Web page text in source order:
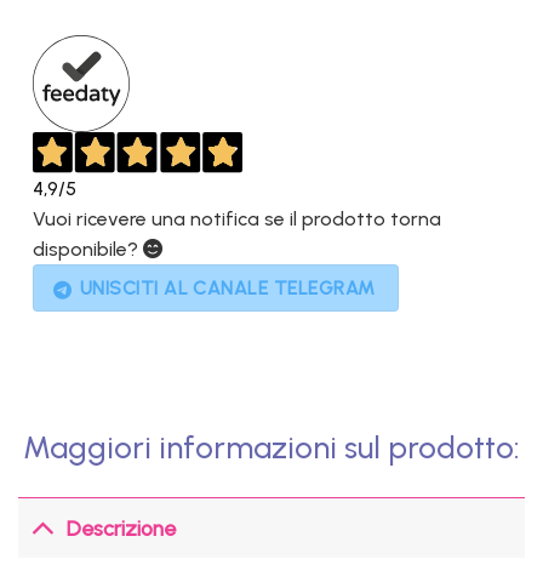
4,9/5
Vuoi ricevere una notifica se il prodotto torna
disponibile?
UNISCITI AL CANALE TELEGRAM
Maggiori informazioni sul prodotto:
Descrizione